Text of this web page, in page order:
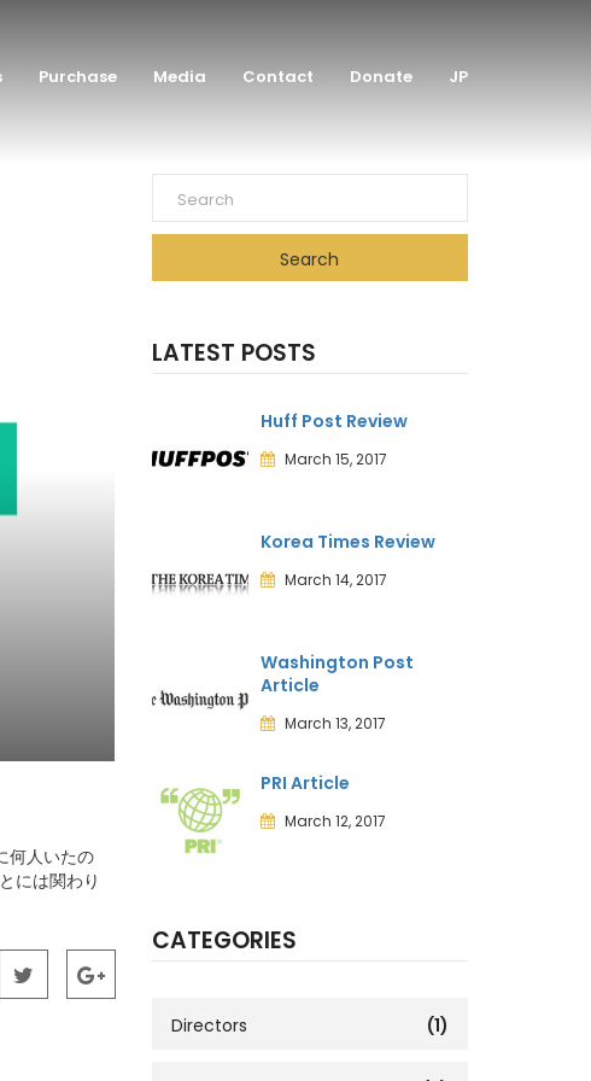
Purchase Media Contact Donate JP
何人いたの
には関わり
Search
LATEST POSTS
Huff Post Review
March 15, 2017
Korea Times Review
March 14, 2017
Washington Post
Article
March 13, 2017
PRI Article
March 12, 2017
CATEGORIES
Directors (1)